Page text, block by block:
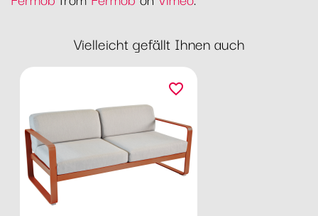
Vielleicht gefällt Ihnen auch
favorite_border